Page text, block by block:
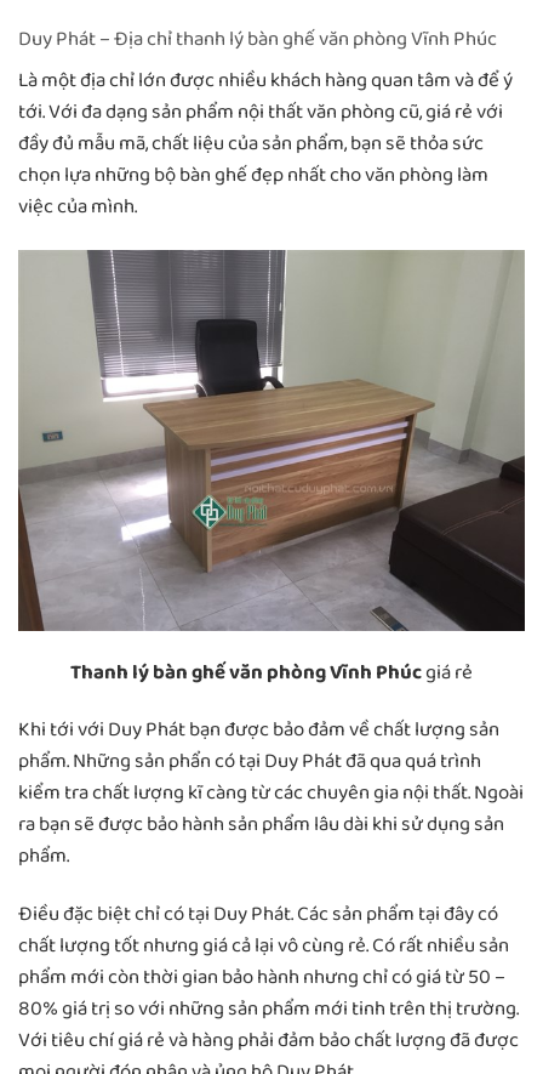
Duy Phát – Địa chỉ thanh lý bàn ghế văn phòng Vĩnh Phúc
Là một địa chỉ lớn được nhiều khách hàng quan tâm và để ý
tới. Với đa dạng sản phẩm nội thất văn phòng cũ, giá rẻ với
đầy đủ mẫu mã, chất liệu của sản phẩm, bạn sẽ thỏa sức
chọn lựa những bộ bàn ghế đẹp nhất cho văn phòng làm
việc của mình.
Thanh lý bàn ghế văn phòng Vĩnh Phúcgiá rẻ
Khi tới với Duy Phát bạn được bảo đảm về chất lượng sản
phẩm. Những sản phẩn có tại Duy Phát đã qua quá trình
kiểm tra chất lượng kĩ càng từ các chuyên gia nội thất. Ngoài
ra bạn sẽ được bảo hành sản phẩm lâu dài khi sử dụng sản
phẩm.
Điều đặc biệt chỉ có tại Duy Phát. Các sản phẩm tại đây có
chất lượng tốt nhưng giá cả lại vô cùng rẻ. Có rất nhiều sản
phẩm mới còn thời gian bảo hành nhưng chỉ có giá từ 50 –
80% giá trị so với những sản phẩm mới tinh trên thị trường.
Với tiêu chí giá rẻ và hàng phải đảm bảo chất lượng đã được